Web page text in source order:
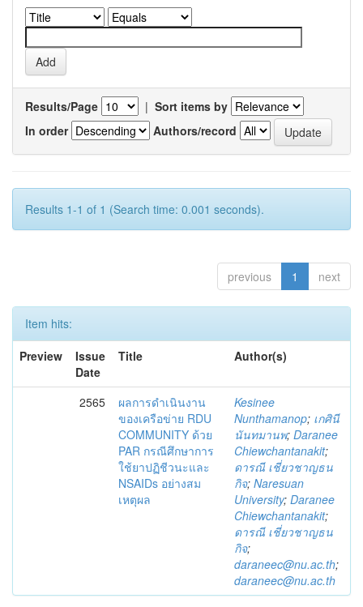
Results/Page | Sort items by
In order
Authors/record
Results 1-1 of 1 (Search time: 0.001 seconds).
previous 1 next
Item hits:
Preview
Issue
Date
Title Author(s)
2565
ผลการดำเนินงาน
ของเครือข่าย RDU
COMMUNITY ด้วย
PAR กรณีศึกษาการ
ใช้ยาปฏิชีวนะและ
NSAIDs อย่างสม
เหตุผล
Kesinee
Nunthamanop; เกศินี
นันทมานพ; Daranee
Chiewchantanakit;
ดารณี เชี่ยวชาญธน
กิจ; Naresuan
University; Daranee
Chiewchantanakit;
ดารณี เชี่ยวชาญธน
กิจ;
daraneec@nu.ac.th;
daraneec@nu.ac.th